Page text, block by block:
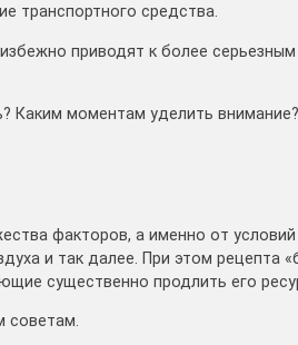
транспортного средства.
приводят к более
Каким моментам уделить
факторов, а именно от условий
и так далее. При этом рецепта
существенно продлить его
советам.